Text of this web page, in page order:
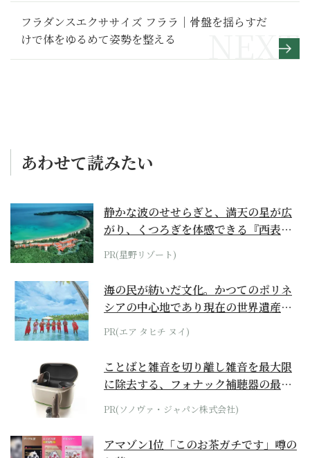
フラダンスエクササイズ フララ｜骨盤を揺らすだ
けで体をゆるめて姿勢を整える
あわせて読みたい
静かな波のせせらぎと、満天の星が広
がり、くつろぎを体感できる『西表島
ホテル by...
PR(星野リゾート)
海の民が紡いだ文化。かつてのポリネ
シアの中心地であり現在の世界遺産か
らみえてくる...
PR(エア タヒチ ヌイ)
ことばと雑音を切り離し雑音を最大限
に除去する、フォナック補聴器の最上
位モデル
PR(ソノヴァ・ジャパン株式会社)
アマゾン1位「このお茶ガチです」噂の